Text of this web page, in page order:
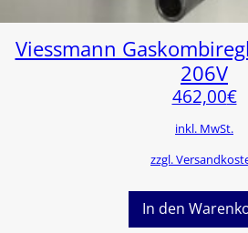
Viessmann
206V
462,00€
inkl. MwSt.
zzgl.
In den